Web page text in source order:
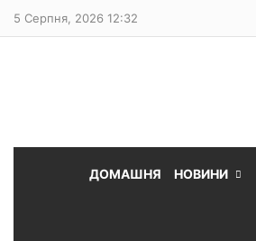
5 Серпня, 2026 12:32
ДОМАШНЯ НОВИНИ